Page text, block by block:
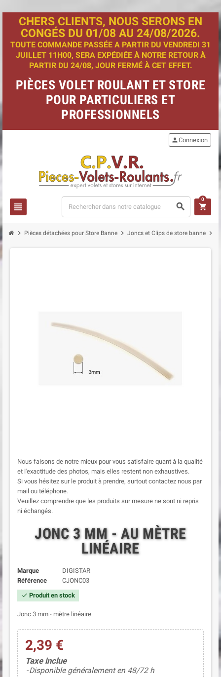
CHERS CLIENTS, NOUS SERONS EN
CONGÉS DU 01/08 AU 24/08/2026.
TOUTE COMMANDE PASSÉE A PARTIR DU VENDREDI 31
JUILLET 11H00, SERA EXPÉDIÉE À NOTRE RETOUR À
PARTIR DU 24/08, JOUR FERMÉ À CET EFFET.
PIÈCES VOLET ROULANT ET STORE
POUR PARTICULIERS ET
PROFESSIONNELS
view_headline search
personConnexion
shopping_cart
0
chevron_right Pièces détachées pour Store Banne chevron_right Joncs et Clips de store banne chevron_right
Nous faisons de notre mieux pour vous satisfaire quant à la qualité
et l'exactitude des photos, mais elles restent non exhaustives.
Si vous hésitez sur le produit à prendre, surtout contactez nous par
mail ou téléphone.
Veuillez comprendre que les produits sur mesure ne sont ni repris
ni échangés.
JONC 3 MM - AU MÈTRE
LINÉAIRE
Marque
DIGISTAR
Référence
CJONC03
check Produit en stock
Jonc 3 mm - mètre linéaire
2,39 €
Taxe inclue
Disponible généralement en 48/72 h